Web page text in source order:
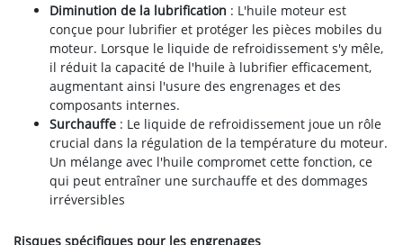
Diminution de la lubrification : L'huile moteur est
conçue pour lubrifier et protéger les pièces mobiles du
moteur. Lorsque le liquide de refroidissement s'y mêle,
il réduit la capacité de l'huile à lubrifier efficacement,
augmentant ainsi l'usure des engrenages et des
composants internes.
Surchauffe : Le liquide de refroidissement joue un rôle
crucial dans la régulation de la température du moteur.
Un mélange avec l'huile compromet cette fonction, ce
qui peut entraîner une surchauffe et des dommages
irréversibles
Risques spécifiques pour les engrenages